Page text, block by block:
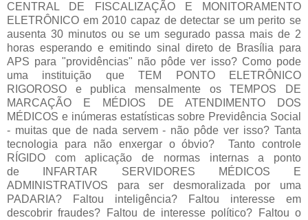
CENTRAL DE FISCALIZAÇÃO E MONITORAMENTO
ELETRÔNICO em 2010 capaz de detectar se um perito se
ausenta 30 minutos ou se um segurado passa mais de 2
horas esperando e emitindo sinal direto de Brasília para
APS para "providências" não pôde ver isso? Como pode
uma instituição que TEM PONTO ELETRÔNICO
RIGOROSO e publica mensalmente os TEMPOS DE
MARCAÇÃO E MÉDIOS DE ATENDIMENTO DOS
MÉDICOS e inúmeras estatísticas sobre Previdência Social
- muitas que de nada servem - não pôde ver isso? Tanta
tecnologia para não enxergar o óbvio? Tanto controle
RÍGIDO com aplicação de normas internas a ponto
de INFARTAR SERVIDORES MÉDICOS E
ADMINISTRATIVOS para ser desmoralizada por uma
PADARIA? Faltou inteligência? Faltou interesse em
descobrir fraudes? Faltou de interesse político? Faltou o